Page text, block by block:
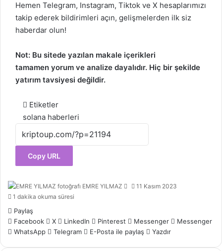
Hemen Telegram, Instagram, Tiktok ve X hesaplarımızı
takip ederek bildirimleri açın, gelişmelerden ilk siz
haberdar olun!
Not: Bu sitede yazılan makale içerikleri
tamamen yorum ve analize dayalıdır. Hiç bir şekilde
yatırım tavsiyesi değildir.
Etiketler
solana haberleri
Copy URL
EMRE YILMAZ
Bir
göndermek
11 Kasım 2023
1 dakika okuma süresi
Paylaş
Facebook
X LinkedIn Pinterest Messenger
Messenger
WhatsApp
Telegram E-Posta ile paylaş Yazdır